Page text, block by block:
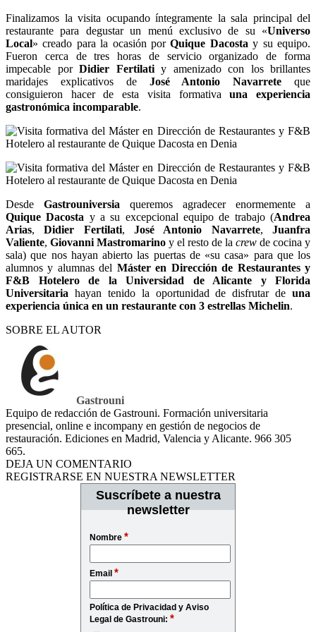
Finalizamos la visita ocupando íntegramente la sala principal del
restaurante para degustar un menú exclusivo de su «Universo
Local» creado para la ocasión porQuique Dacosta y su equipo.
Fueron cerca de tres horas de servicio organizado de forma
impecable por Didier Fertilatiy amenizado con los brillantes
maridajes explicativos de José Antonio Navarrete que
consiguieron hacer de esta visita formativauna experiencia
gastronómica incomparable.
Desde Gastrouniversia queremos agradecer enormemente a
Quique Dacosta y a su excepcional equipo de trabajo (Andrea
Arias,Didier Fertilati,José Antonio Navarrete,Juanfra
Valiente, Giovanni Mastromarino y el resto de la crew de cocina y
sala) que nos hayan abierto las puertas de «su casa» para que los
alumnos y alumnas del Máster en Dirección de Restaurantes y
F&B Hotelero de la Universidad de Alicante y Florida
Universitaria hayan tenido la oportunidad de disfrutar de una
experiencia única en un restaurante con 3 estrellas Michelin.
SOBRE EL AUTOR
Gastrouni
Equipo de redacción de Gastrouni. Formación universitaria
presencial, online e incompany en gestión de negocios de
restauración. Ediciones en Madrid, Valencia y Alicante. 966 305
665.
DEJA UN COMENTARIO
REGISTRARSE EN NUESTRA NEWSLETTER
Suscríbete a nuestra
newsletter
Nombre *
Email *
Política de Privacidad y Aviso
Legal de Gastrouni: *